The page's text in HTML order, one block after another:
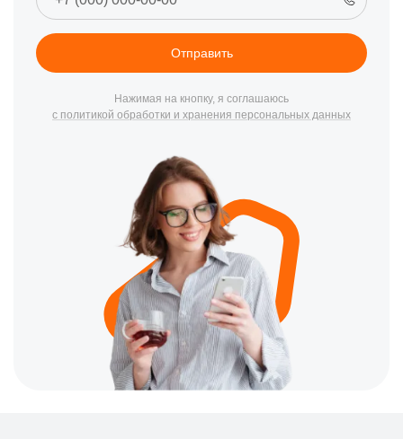
Отправить
Нажимая на кнопку, я соглашаюсь
с политикой обработки и хранения персональных данных